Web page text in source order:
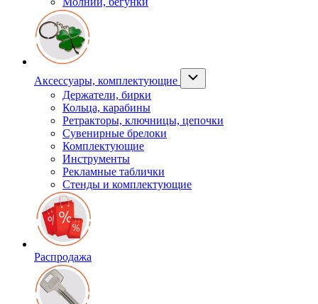
Аксессуары, комплектующие
Держатели, бирки
Кольца, карабины
Ретракторы, ключницы, цепочки
Сувенирные брелоки
Комплектующие
Инструменты
Рекламные таблички
Стенды и комплектующие
Распродажа